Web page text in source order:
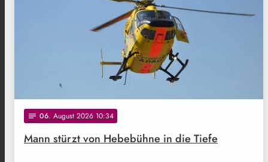
notes 06. August 2026 10:34
Mann stürzt von Hebebühne in die Tiefe